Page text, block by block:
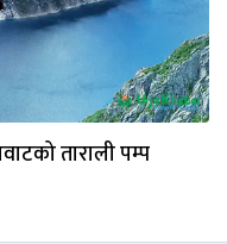
ताराली पम्प